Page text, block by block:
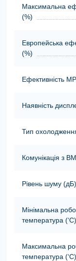
Максимальна
(%)
Европейська
(%)
Ефективність
Наявність
Тип
Комунікація з
Рівень шуму (дБ)
Мінімальна
температура (‘С)
Максимальна
температура (‘С)